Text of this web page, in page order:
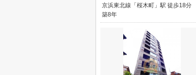
京浜東北線「桜木町」駅 徒歩18分
築8年